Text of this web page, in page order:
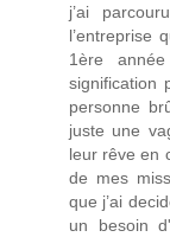
j’ai
l’entreprise
1ère
signification
personne
juste une
leur rêve en
de mes
que j’ai
un besoin